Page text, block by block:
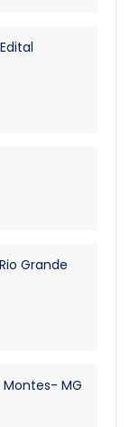
Grande
MG